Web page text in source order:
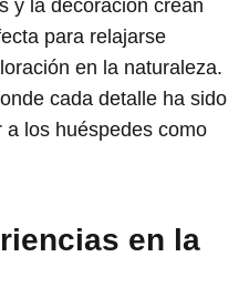
y la decoración crean
para relajarse
en la naturaleza.
cada detalle ha sido
los huéspedes como
en la